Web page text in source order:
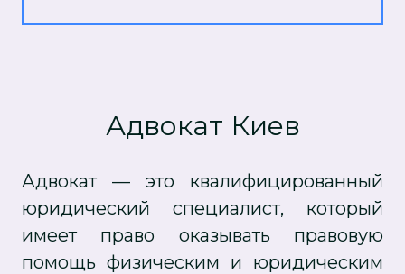
Адвокат Киев
Адвокат — это квалифицированный
юридический специалист, который
имеет право оказывать правовую
помощь физическим и юридическим